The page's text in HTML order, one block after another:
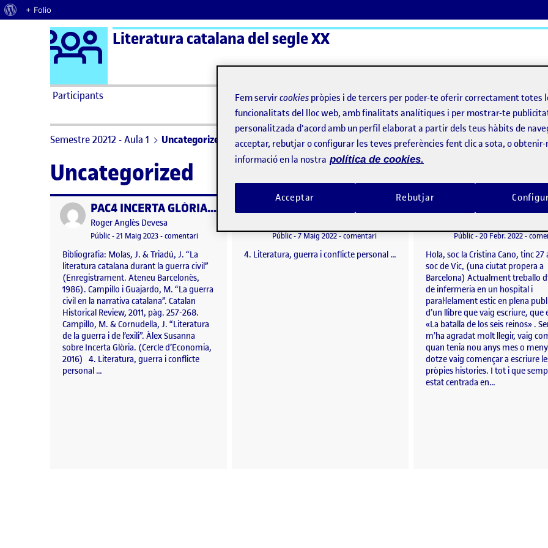
Quant al WordPress
+ Folio
Saltar al contingut Logo Ágora
Literatura catalana del segle XX
Participants ActiFolios
Semestre 20212 - Aula 1 Uncategorized
Uncategorized
Publicat per PAC4 INCERTA GLÒRIA – ROGER ANGLÈS
Publicat per
Roger Anglès Devesa
Visibilitat:
Públic-Data de publicació
21 Maig 20235 juny, 2023 7:55 pm
-comentariel PAC4 INCERTA GLÒRIA – ROGER ANGLÈS
Bibliografia: Molas, J. & Triadú, J. “La
literatura catalana durant la guerra civil”
(Enregistrament. Ateneu Barcelonès,
1986). Campillo i Guajardo, M. “La guerra
civil en la narrativa catalana”. Catalan
Historical Review, 2011, pàg. 257-268.
Campillo, M. & Cornudella, J. “Literatura
de la guerra i de l’exili”. Àlex Susanna
sobre Incerta Glòria. (Cercle d’Economia,
2016) 4. Literatura, guerra i conflicte
personal …
Reflexió Incerta glòria
Visibilitat:
Públic-Data de publicació
7 Maig 2022-comentariel Reflexió Incerta glòria
4. Literatura, guerra i conflicte personal …
Sense títol
Visibilitat:
Públic-Data de publicació
20 Febr. 2022-
Hola, soc la Cristina Cano, tinc 27
soc de Vic, (una ciutat propera a
Barcelona) Actualment treballo
de infermeria en un hospital i
paral·lelament estic en plena
d’un llibre que vaig escriure, que
«La batalla de los seis reinos» .
m’ha agradat molt llegir, vaig
quan tenia nou anys mes o
dotze vaig començar a escriure
pròpies histories. I tot i que
estat centrada en…
Fem servircookies pròpies i de tercers per poder-te oferir correctament totes
funcionalitats del lloc web, amb finalitats analítiques i per mostrar-te
personalitzada d'acord amb un perfil elaborat a partir dels teus hàbits de
acceptar, rebutjar o configurar les teves preferències fent clic a sota, o obtenir-
informació en la nostra política de cookies.
Rebutjar
Acceptar